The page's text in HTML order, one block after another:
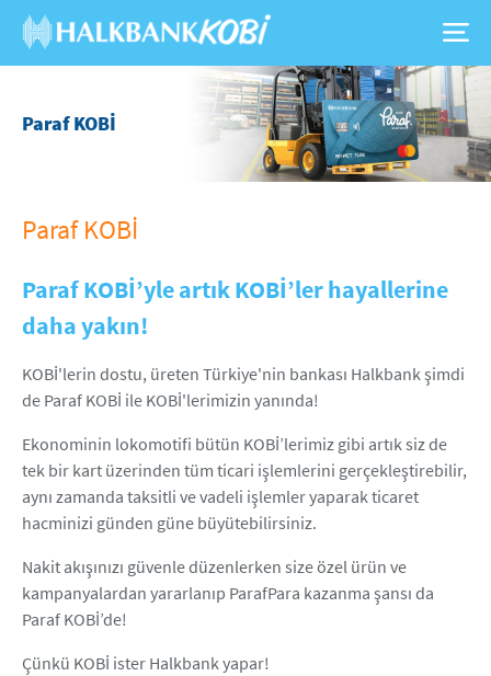
Paraf KOBİ
Paraf KOBİ
Paraf KOBİ’yle artık KOBİ’ler hayallerine
daha yakın!
KOBİ'lerin dostu, üreten Türkiye'nin bankası Halkbank şimdi
de Paraf KOBİ ile KOBİ'lerimizin yanında!
Ekonominin lokomotifi bütün KOBİ’lerimiz gibi artık siz de
tek bir kart üzerinden tüm ticari işlemlerini gerçekleştirebilir,
aynı zamanda taksitli ve vadeli işlemler yaparak ticaret
hacminizi günden güne büyütebilirsiniz.
Nakit akışınızı güvenle düzenlerken size özel ürün ve
kampanyalardan yararlanıp ParafPara kazanma şansı da
Paraf KOBİ’de!
Çünkü KOBİ ister Halkbank yapar!